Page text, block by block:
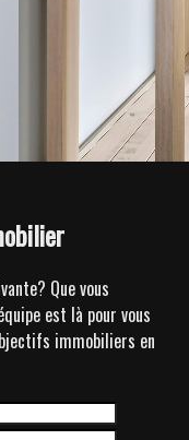
Que vous
est là pour vous
immobiliers en